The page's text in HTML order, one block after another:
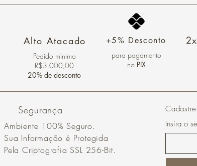
Alto Atacado
Pedido mínimo
R$3.000,00
20% de desconto
+5% Desconto
para pagamento
no PIX
Segurança
Ambiente 100% Seguro.
Sua Informação é Protegida
Pela Criptografia SSL 256-Bit.
Insira o